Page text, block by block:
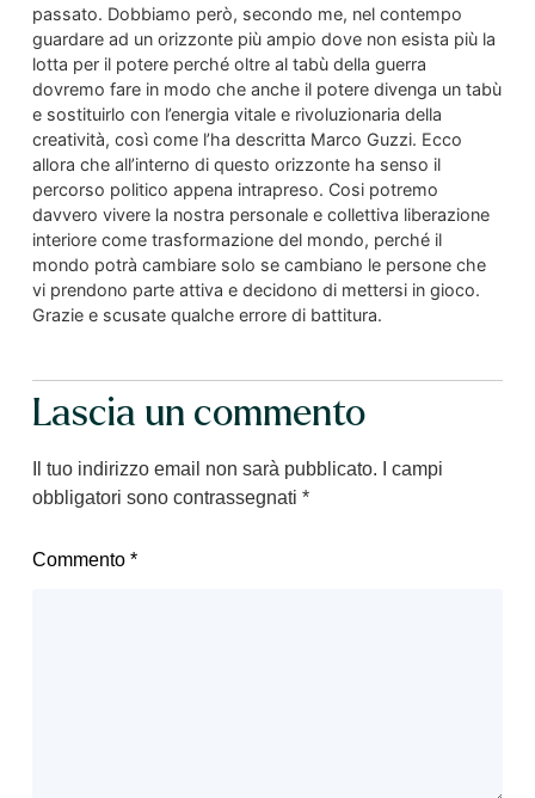
passato. Dobbiamo però, secondo me, nel contempo
guardare ad un orizzonte più ampio dove non esista più la
lotta per il potere perché oltre al tabù della guerra
dovremo fare in modo che anche il potere divenga un tabù
e sostituirlo con l’energia vitale e rivoluzionaria della
creatività, così come l’ha descritta Marco Guzzi. Ecco
allora che all’interno di questo orizzonte ha senso il
percorso politico appena intrapreso. Cosi potremo
davvero vivere la nostra personale e collettiva liberazione
interiore come trasformazione del mondo, perché il
mondo potrà cambiare solo se cambiano le persone che
vi prendono parte attiva e decidono di mettersi in gioco.
Grazie e scusate qualche errore di battitura.
Lascia un commento
Il tuo indirizzo email non sarà pubblicato.
I campi
obbligatori sono contrassegnati *
Commento *